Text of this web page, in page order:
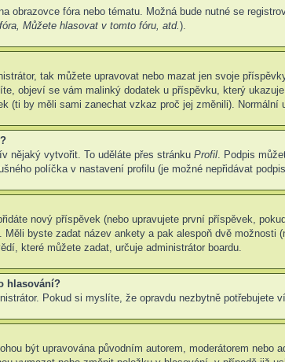
obrazovce fóra nebo tématu. Možná bude nutné se
Můžete hlasovat v tomto fóru, atd.).
tak můžete upravovat nebo mazat jen svoje
objeví se vám malinký dodatek u příspěvku, který
(ti by měli sami zanechat vzkaz proč jej změnili).
nějaký vytvořit. To uděláte přes stránku Profil. Podpis
políčka v nastavení profilu (je možné nepřidávat
nový příspěvek (nebo upravujete první příspěvek,
byste zadat název ankety a pak alespoň dvě možnosti
které můžete zadat, určuje administrátor boardu.
hlasování?
Pokud si myslíte, že opravdu nezbytně potřebujete
být upravována původním autorem, moderátorem